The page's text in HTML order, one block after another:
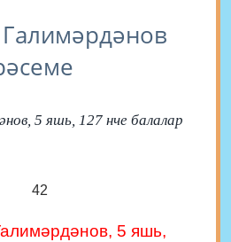
5 яшь, 127 нче балалар
5 яшь,